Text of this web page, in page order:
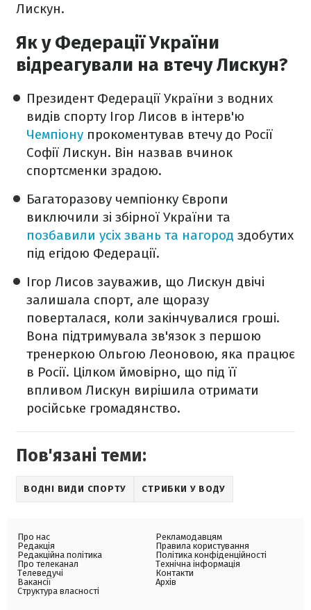
Лискун.
Як у Федерації України
відреагували на втечу Лискун?
Президент Федерації України з водних
видів спорту Ігор Лисов в інтерв'ю
Чемпіону прокоментував втечу до Росії
Софії Лискун. Він назвав вчинок
спортсменки зрадою.
Багаторазову чемпіонку Європи
виключили зі збірної України та
позбавили усіх звань та нагород здобутих
під егідою Федерації.
Ігор Лисов зауважив, що Лискун двічі
залишала спорт, але щоразу
поверталася, коли закінчувалися гроші.
Вона підтримувала зв'язок з першою
тренеркою Ольгою Леоновою, яка працює
в Росії. Цілком ймовірно, що під її
впливом Лискун вирішила отримати
російське громадянство.
Пов'язані теми:
ВОДНІ ВИДИ СПОРТУ СТРИБКИ У ВОДУ
Про нас
Редакція
Редакційна політика
Про телеканал
Телеведучі
Вакансії
Структура власності
Рекламодавцям
Правила користування
Політика конфіденційності
Технічна інформація
Контакти
Архів